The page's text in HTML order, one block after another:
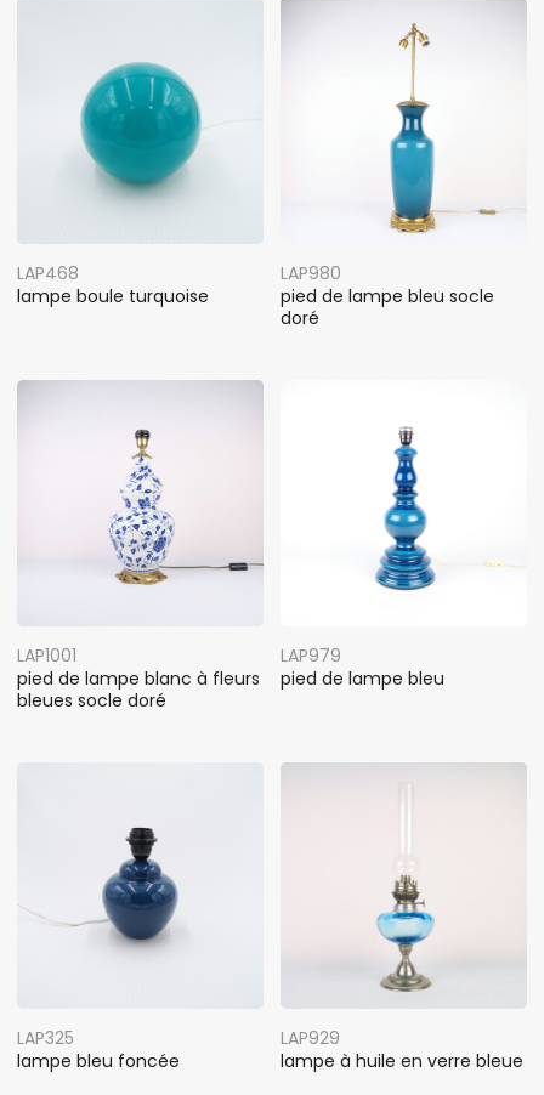
LAP468
lampe boule turquoise
LAP980
pied de lampe bleu socle
doré
LAP1001
pied de lampe blanc à fleurs
bleues socle doré
LAP979
pied de lampe bleu
LAP325
lampe bleu foncée
LAP929
lampe à huile en verre bleue